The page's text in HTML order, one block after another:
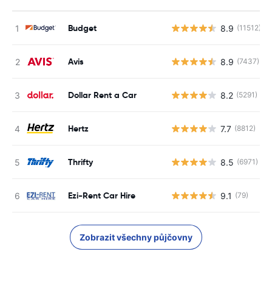
Budget 8.9 (11512)
Avis 8.9 (7437)
Dollar Rent a Car 8.2 (5291)
Hertz 7.7 (8812)
Thrifty 8.5 (6971)
Ezi-Rent Car Hire 9.1 (79)
Zobrazit všechny půjčovny